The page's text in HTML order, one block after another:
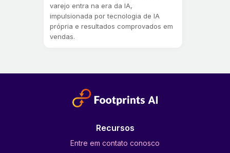
varejo entra na era da IA,
impulsionada por tecnologia de IA
própria e resultados comprovados em
vendas.
Recursos
Entre em contato conosco